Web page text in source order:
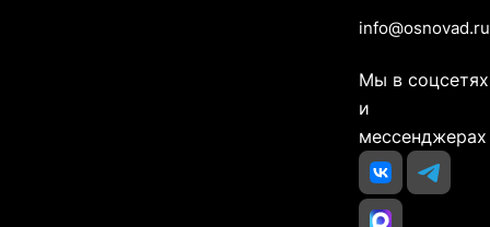
info@osnovad.ru
Мы в соцсетях
и
мессенджерах